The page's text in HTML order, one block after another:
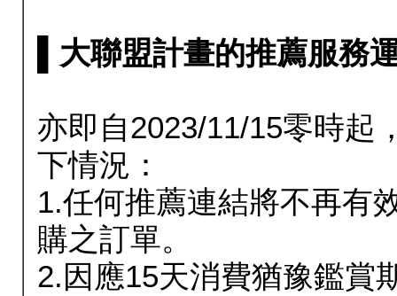
▌大聯盟計畫的推薦服務
亦即自2023/11/15零時起
下情況：
1.任何推薦連結將不再有
購之訂單。
2.因應15天消費猶豫鑑賞